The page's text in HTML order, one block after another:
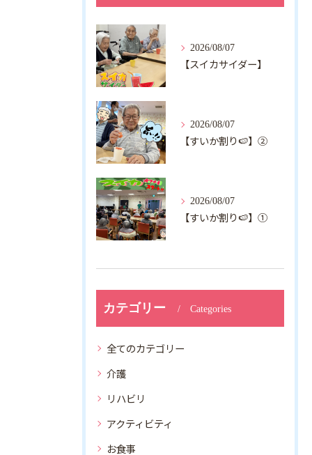
カテゴリー Categories
全てのカテゴリー
介護
リハビリ
アクティビティ
お食事
2026/08/07
【スイカサイダー】
2026/08/07
【すいか割り🍉】②
2026/08/07
【すいか割り🍉】①